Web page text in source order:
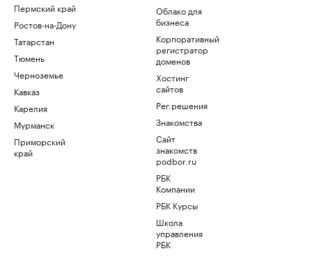
Пермский край
Ростов-на-Дону
Татарстан
Тюмень
Черноземье
Кавказ
Карелия
Мурманск
Приморский
край
Облако для
бизнеса
Корпоративный
регистратор
доменов
Хостинг
сайтов
Рег.решения
Знакомства
Сайт
знакомств
podbor.ru
РБК
Компании
РБК Курсы
Школа
управления
РБК